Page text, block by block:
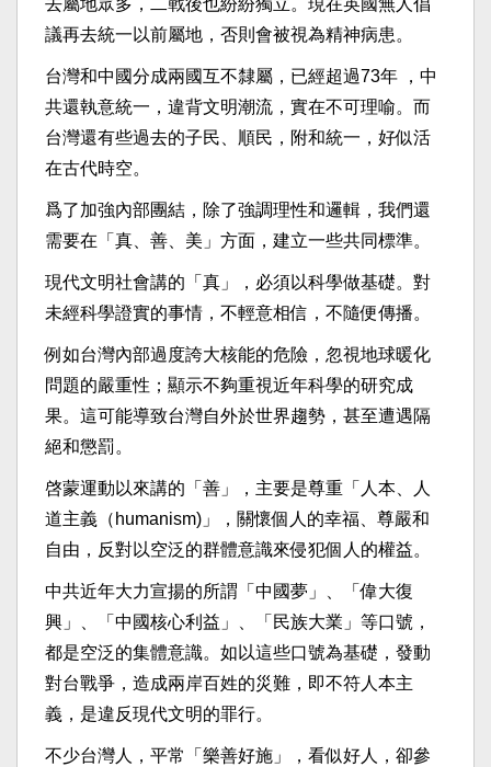
去屬地眾多，二戰後也紛紛獨立。現在英國無人倡
議再去統一以前屬地，否則會被視為精神病患。
台灣和中國分成兩國互不隸屬，已經超過73年 ，中
共還執意統一，違背文明潮流，實在不可理喻。而
台灣還有些過去的子民、順民，附和統一，好似活
在古代時空。
爲了加強內部團結，除了強調理性和邏輯，我們還
需要在「真、善、美」方面，建立一些共同標準。
現代文明社會講的「真」，必須以科學做基礎。對
未經科學證實的事情，不輕意相信，不隨便傳播。
例如台灣內部過度誇大核能的危險，忽視地球暖化
問題的嚴重性；顯示不夠重視近年科學的研究成
果。這可能導致台灣自外於世界趨勢，甚至遭遇隔
絕和懲罰。
啓蒙運動以來講的「善」，主要是尊重「人本、人
道主義（humanism)」，關懷個人的幸福、尊嚴和
自由，反對以空泛的群體意識來侵犯個人的權益。
中共近年大力宣揚的所謂「中國夢」、「偉大復
興」、「中國核心利益」、「民族大業」等口號，
都是空泛的集體意識。如以這些口號為基礎，發動
對台戰爭，造成兩岸百姓的災難，即不符人本主
義，是違反現代文明的罪行。
不少台灣人，平常「樂善好施」，看似好人，卻參